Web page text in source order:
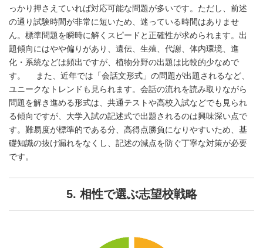
っかり押さえていれば対応可能な問題が多いです。ただし、前述
の通り試験時間が非常に短いため、迷っている時間はありませ
ん。標準問題を瞬時に解くスピードと正確性が求められます。出
題傾向にはやや偏りがあり、遺伝、生殖、代謝、体内環境、進
化・系統などは頻出ですが、植物分野の出題は比較的少なめで
す。 また、近年では「会話文形式」の問題が出題されるなど、
ユニークなトレンドも見られます。会話の流れを読み取りながら
問題を解き進める形式は、共通テストや高校入試などでも見られ
る傾向ですが、大学入試の記述式で出題されるのは興味深い点で
す。難易度が標準的である分、高得点勝負になりやすいため、基
礎知識の抜け漏れをなくし、記述の減点を防ぐ丁寧な対策が必要
です。
5. 相性で選ぶ志望校戦略